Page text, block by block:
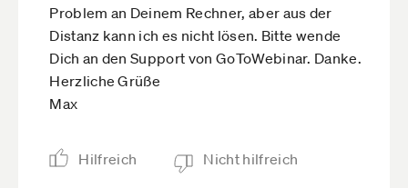
Problem an Deinem Rechner, aber aus der
Distanz kann ich es nicht lösen. Bitte wende
Dich an den Support von GoToWebinar. Danke.
Herzliche Grüße
Max
Hilfreich Nicht hilfreich